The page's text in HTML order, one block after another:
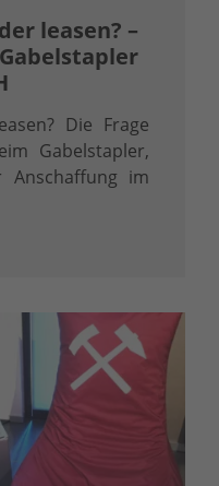
leasen? –
Die Frage
Gabelstapler,
im